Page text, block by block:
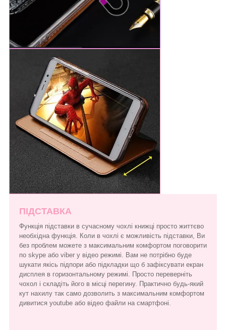
ПІДСТАВКА
Функція підставки в сучасному чохлі книжці просто життєво
необхідна функція. Коли в чохлі є можливість підставки, Ви
без проблем можете з максимальним комфортом поговорити
по skype або viber у відео режимі. Вам не потрібно буде
шукати якісь підпори або підкладки що б зафіксувати екран
дисплея в горизонтальному режимі. Просто переверніть
чохол і складіть його в місці перегину. Практично будь-який
кут нахилу так само дозволить з максимальним комфортом
дивитися youtube або відео файли на смартфоні.